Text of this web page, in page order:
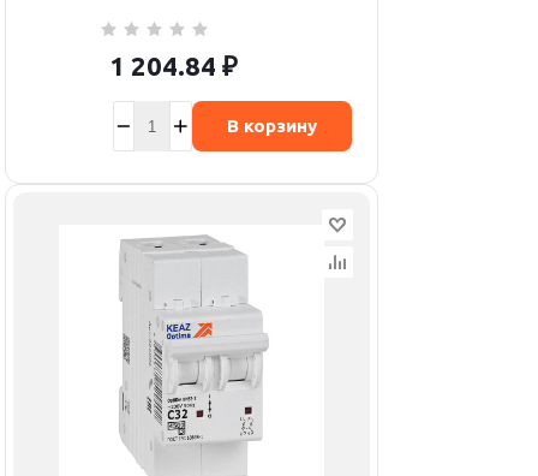
1 204.84 ₽
В корзину